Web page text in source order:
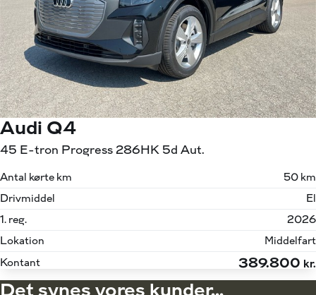
Audi Q4
45 E-tron Progress 286HK 5d Aut.
Antal kørte km
50 km
Drivmiddel
El
1. reg.
2026
Lokation
Middelfart
Kontant
389.800 kr.
Det synes vores kunder...